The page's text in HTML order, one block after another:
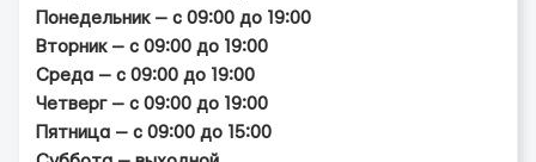
Понедельник — с 09:00 до 19:00
Вторник — с 09:00 до 19:00
Среда — с 09:00 до 19:00
Четверг — с 09:00 до 19:00
Пятница — с 09:00 до 15:00